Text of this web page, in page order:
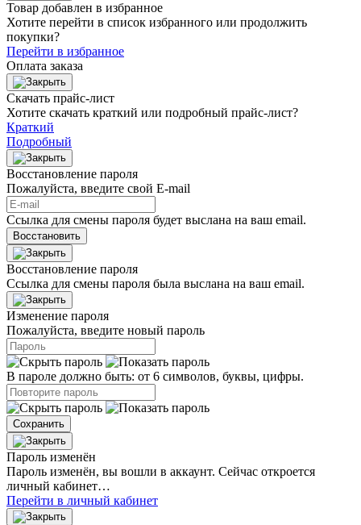
Товар добавлен в избранное
Хотите перейти в список избранного или продолжить
покупки?
Перейти в избранное
Оплата заказа
Скачать прайс-лист
Хотите скачать краткий или подробный прайс-лист?
Краткий
Подробный
Восстановление пароля
Пожалуйста, введите свой E‑mail
Ссылка для смены пароля будет выслана на ваш email.
Восстановить
Восстановление пароля
Ссылка для смены пароля была выслана на ваш email.
Изменение пароля
Пожалуйста, введите новый пароль
В пароле должно быть: от 6 символов, буквы, цифры.
Сохранить
Пароль изменён
Пароль изменён, вы вошли в аккаунт. Сейчас откроется
личный кабинет…
Перейти в личный кабинет